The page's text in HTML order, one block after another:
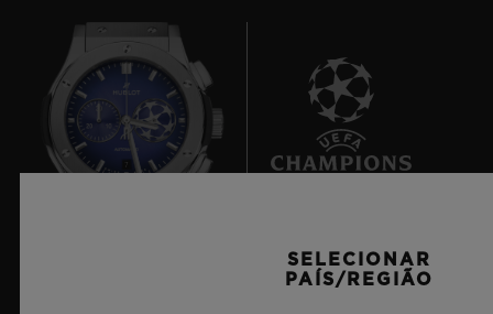
7
Cronometrista Oficial da UEFA Champions League
SELECIONAR
PAÍS/REGIÃO